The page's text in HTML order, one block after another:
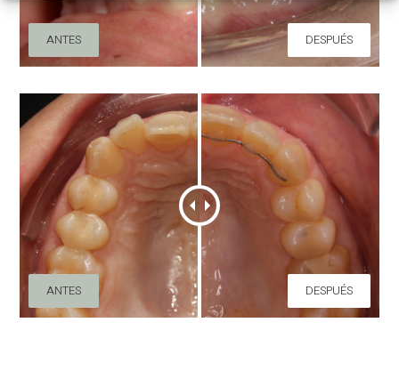
ANTES DESPUÉS
ANTES DESPUÉS